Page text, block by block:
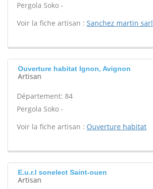
Pergola Soko -
Voir la fiche artisan : Sanchez martin sarl
Ouverture habitat Ignon, Avignon
Artisan
Département: 84
Pergola Soko -
Voir la fiche artisan : Ouverture habitat
E.u.r.l sonelect Saint-ouen
Artisan